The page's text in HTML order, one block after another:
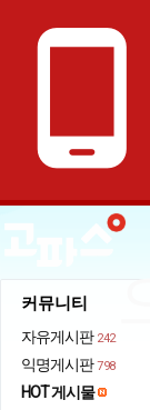
phone_android
커뮤니티
자유게시판 242
익명게시판 798
HOT 게시물